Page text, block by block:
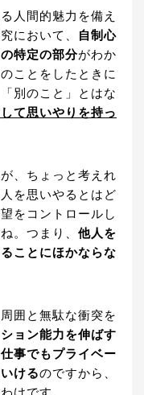
人間的魅力を備え
において、
自制心
特定の部分がわか
ことをしたときに
別のこと」とはな
して思いやりを持っ
、ちょっと考えれ
を思いやるとはど
をコントロールし
。つまり、 他人を
ことにほかならな
囲と無駄な衝突を
ョン能力を伸ばす
仕事でもプライベー
けるのですから、
けです。